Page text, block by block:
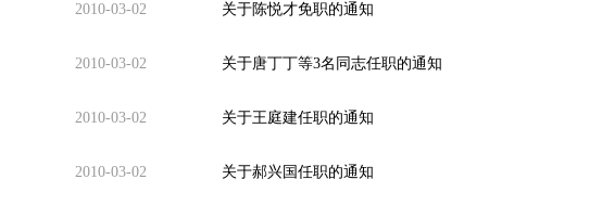
2010-03-02 关于陈悦才免职的通知
2010-03-02 关于唐丁丁等3名同志任职的通知
2010-03-02 关于王庭建任职的通知
2010-03-02 关于郝兴国任职的通知